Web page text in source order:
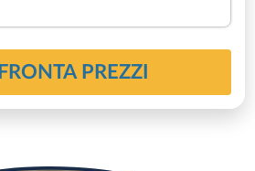
PREZZI